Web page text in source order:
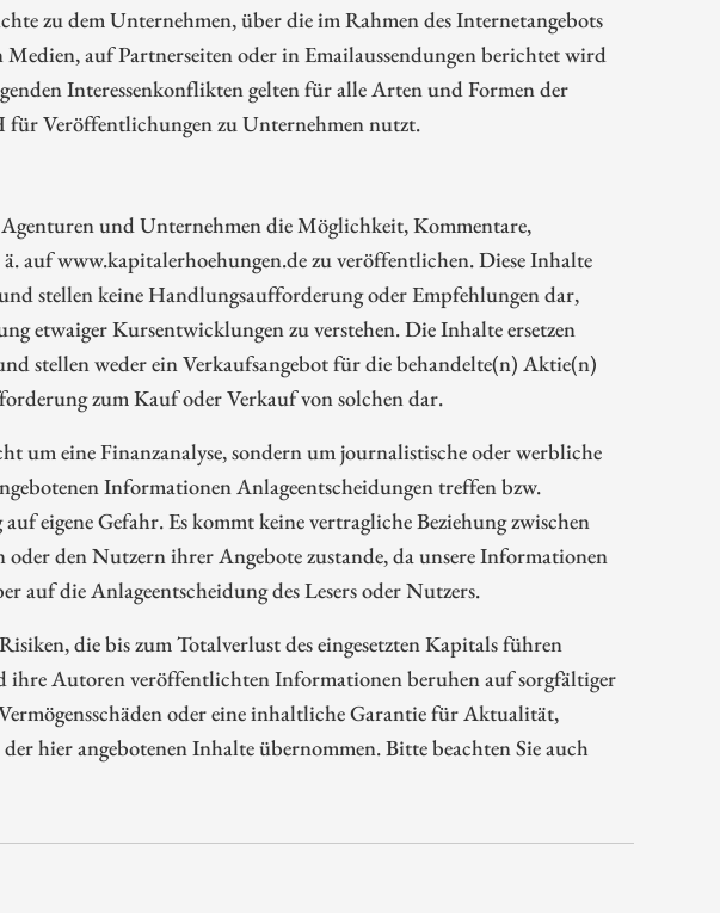
zu dem Unternehmen, über die im Rahmen des Internetangebots
auf Partnerseiten oder in Emailaussendungen berichtet wird
Interessenkonflikten gelten für alle Arten und Formen der
Veröffentlichungen zu Unternehmen nutzt.
und Unternehmen die Möglichkeit, Kommentare,
auf www.kapitalerhoehungen.de zu veröffentlichen. Diese Inhalte
stellen keine Handlungsaufforderung oder Empfehlungen dar,
etwaiger Kursentwicklungen zu verstehen. Die Inhalte ersetzen
stellen weder ein Verkaufsangebot für die behandelte(n) Aktie(n)
zum Kauf oder Verkauf von solchen dar.
um eine Finanzanalyse, sondern um journalistische oder werbliche
Informationen Anlageentscheidungen treffen bzw.
eigene Gefahr. Es kommt keine vertragliche Beziehung zwischen
den Nutzern ihrer Angebote zustande, da unsere Informationen
auf die Anlageentscheidung des Lesers oder Nutzers.
die bis zum Totalverlust des eingesetzten Kapitals führen
Autoren veröffentlichten Informationen beruhen auf sorgfältiger
oder eine inhaltliche Garantie für Aktualität,
hier angebotenen Inhalte übernommen. Bitte beachten Sie auch